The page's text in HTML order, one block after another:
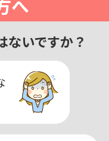
へ
ないですか？